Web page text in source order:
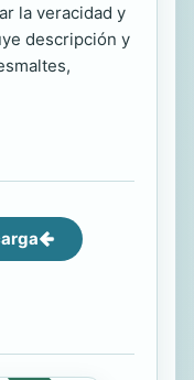
la veracidad y
descripción y